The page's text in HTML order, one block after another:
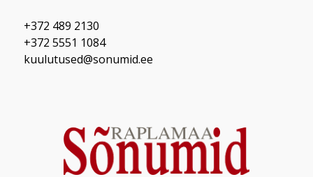
+372 489 2130
+372 5551 1084
kuulutused@sonumid.ee